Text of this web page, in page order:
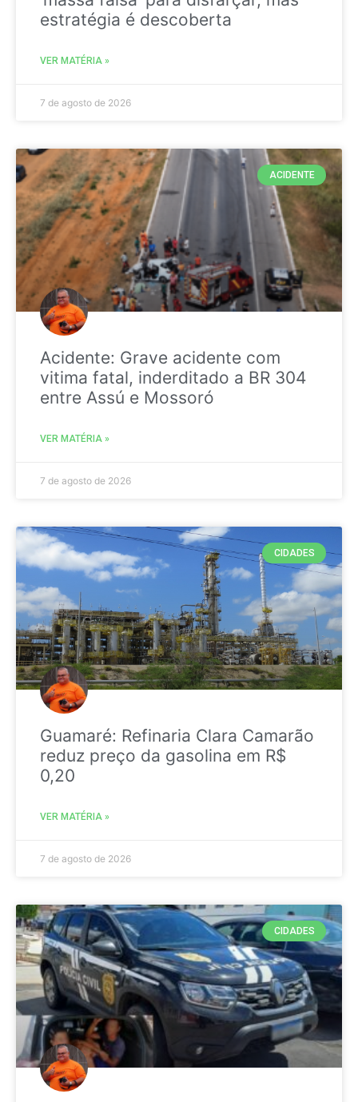
estratégia é descoberta
VER MATÉRIA »
7 de agosto de 2026
ACIDENTE
Acidente: Grave acidente com
vitima fatal, inderditado a BR 304
entre Assú e Mossoró
VER MATÉRIA »
7 de agosto de 2026
CIDADES
Guamaré: Refinaria Clara Camarão
reduz preço da gasolina em R$
0,20
VER MATÉRIA »
7 de agosto de 2026
CIDADES